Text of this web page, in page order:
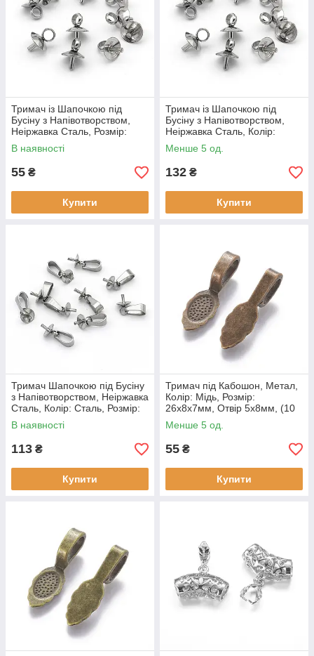
Тримач із Шапочкою під
Бусіну з Напівотворством,
Неіржавка Сталь, Розмір:
7x4мм, Пін 0,7 мм, (10 шт)
В наявності
55 ₴
Купити
Тримач із Шапочкою під
Бусіну з Напівотворством,
Неіржавка Сталь, Колір:
Сталь, Розмір: 6x5мм, Пін 1
мм, Отвір 2.5 мм, (10 шт)
Менше 5 од.
132 ₴
Купити
Тримач Шапочкою під Бусіну
з Напівотворством, Неіржавка
Сталь, Колір: Сталь, Розмір:
12.5x5мм, Пін 1 мм, (10 шт)
В наявності
113 ₴
Купити
Тримач під Кабошон, Метал,
Колір: Мідь, Розмір:
26х8х7мм, Отвір 5х8мм, (10
шт)
Менше 5 од.
55 ₴
Купити